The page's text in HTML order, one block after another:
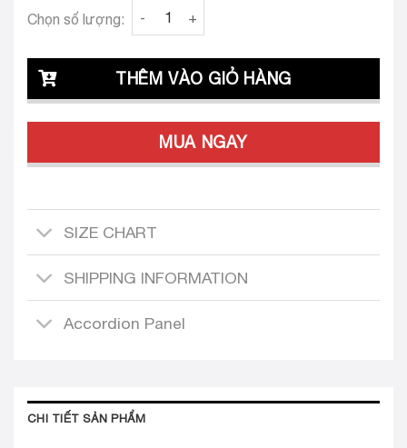
Váy thiết kế may đo Chloe Esme 22 quantity
Chọn số lượng:
THÊM VÀO GIỎ HÀNG
MUA NGAY
SIZE CHART
SHIPPING INFORMATION
Accordion Panel
CHI TIẾT SẢN PHẨM